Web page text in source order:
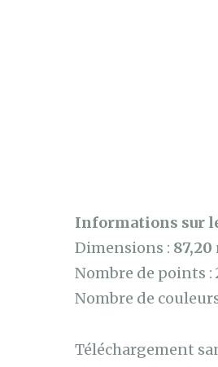
Informations sur
Dimensions :
Nombre de points :
Nombre de
Téléchargement